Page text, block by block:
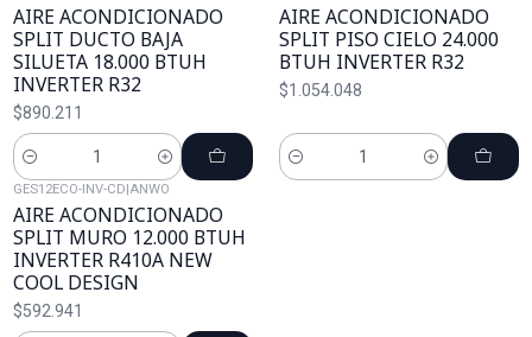
AIRE ACONDICIONADO
SPLIT DUCTO BAJA
SILUETA 18.000 BTUH
INVERTER R32
$890.211
Cantidad
AIRE ACONDICIONADO
SPLIT PISO CIELO 24.000
BTUH INVERTER R32
$1.054.048
Cantidad
GES12ECO-INV-CD|ANWO
AIRE ACONDICIONADO
SPLIT MURO 12.000 BTUH
INVERTER R410A NEW
COOL DESIGN
$592.941